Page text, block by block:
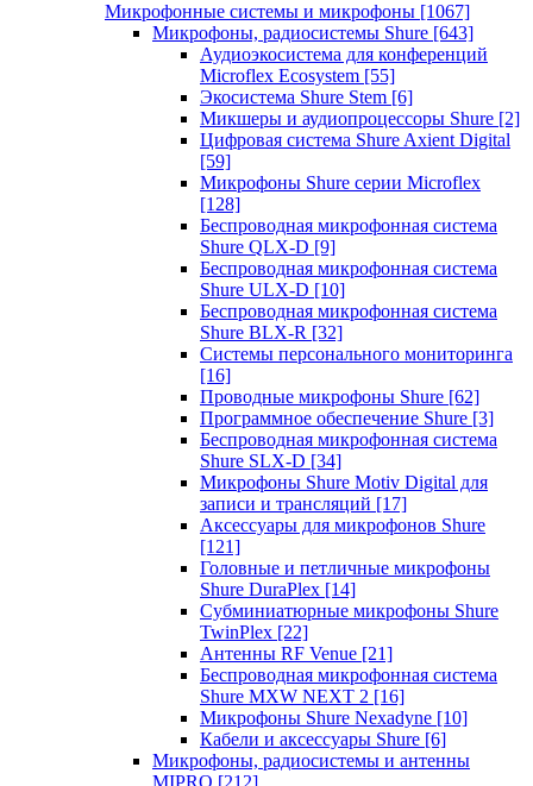
Микрофонные системы и микрофоны [1067]
Микрофоны, радиосистемы Shure [643]
Аудиоэкосистема для конференций
Microflex Ecosystem [55]
Экосистема Shure Stem [6]
Микшеры и аудиопроцессоры Shure [2]
Цифровая система Shure Axient Digital
[59]
Микрофоны Shure серии Microflex
[128]
Беспроводная микрофонная система
Shure QLX-D [9]
Беспроводная микрофонная система
Shure ULX-D [10]
Беспроводная микрофонная система
Shure BLX-R [32]
Системы персонального мониторинга
[16]
Проводные микрофоны Shure [62]
Программное обеспечение Shure [3]
Беспроводная микрофонная система
Shure SLX-D [34]
Микрофоны Shure Motiv Digital для
записи и трансляций [17]
Аксессуары для микрофонов Shure
[121]
Головные и петличные микрофоны
Shure DuraPlex [14]
Субминиатюрные микрофоны Shure
TwinPlex [22]
Антенны RF Venue [21]
Беспроводная микрофонная система
Shure MXW NEXT 2 [16]
Микрофоны Shure Nexadyne [10]
Кабели и аксессуары Shure [6]
Микрофоны, радиосистемы и антенны
MIPRO [212]